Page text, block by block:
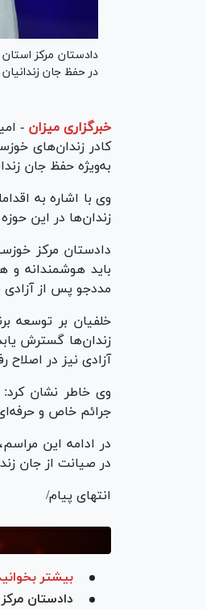
دادستان مرکز استان
در حفظ جان
خبرگزاری میزان -
کادر زندان‌های
به‌ویژه حفظ جان
وی با اشاره به
زندان‌ها در این
دادستان مرکز
باید هوشمندانه و
مددجو پس از آزادی
خلفیان بر توسعه
زندان‌ها گسترش
آزادی نیز در
وی خاطر نشان
جرائم خاص و
در ادامه این
در صیانت از جان
انتهای پیام/
بیشتر
دادستان مرکز